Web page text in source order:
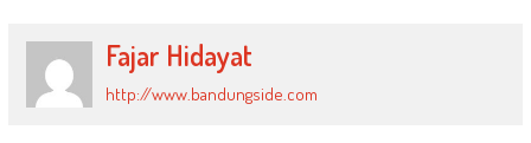
Fajar Hidayat
http://www.bandungside.com